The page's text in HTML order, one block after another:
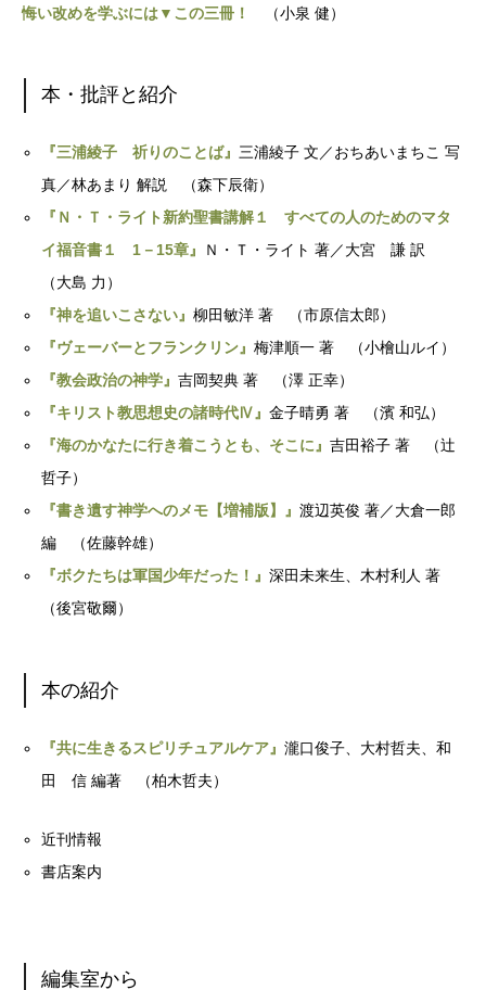
悔い改めを学ぶには▼この三冊！ （小泉 健）
本・批評と紹介
『三浦綾子 祈りのことば』三浦綾子 文／おちあいまちこ 写
真／林あまり 解説 （森下辰衛）
『Ｎ・Ｔ・ライト新約聖書講解１ すべての人のためのマタ
イ福音書１ 1－15章』
Ｎ・Ｔ・ライト 著／大宮 謙 訳
（大島 力）
『神を追いこさない』柳田敏洋 著 （市原信太郎）
『ヴェーバーとフランクリン』梅津順一 著 （小檜山ルイ）
『教会政治の神学』吉岡契典 著 （澤 正幸）
『キリスト教思想史の諸時代Ⅳ』金子晴勇 著 （濱 和弘）
『海のかなたに行き着こうとも、そこに』吉田裕子 著 （辻
哲子）
『書き遺す神学へのメモ【増補版】』渡辺英俊 著／大倉一郎
編 （佐藤幹雄）
『ボクたちは軍国少年だった！』深田未来生、木村利人 著
（後宮敬爾）
本の紹介
『共に生きるスピリチュアルケア』瀧口俊子、大村哲夫、和
田 信 編著 （柏木哲夫）
近刊情報
書店案内
編集室から